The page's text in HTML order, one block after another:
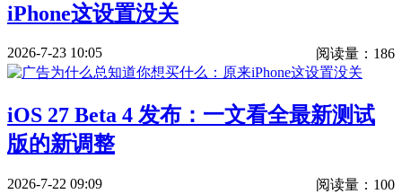
iPhone这设置没关
2026-7-23 10:05 阅读量：186
iOS 27 Beta 4 发布：一文看全最新测试
版的新调整
2026-7-22 09:09 阅读量：100